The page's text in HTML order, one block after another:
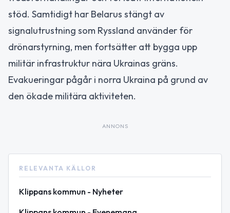
stöd. Samtidigt har Belarus stängt av
signalutrustning som Ryssland använder för
drönarstyrning, men fortsätter att bygga upp
militär infrastruktur nära Ukrainas gräns.
Evakueringar pågår i norra Ukraina på grund av
den ökade militära aktiviteten.
ANNONS
RELEVANTA KÄLLOR
Klippans kommun - Nyheter